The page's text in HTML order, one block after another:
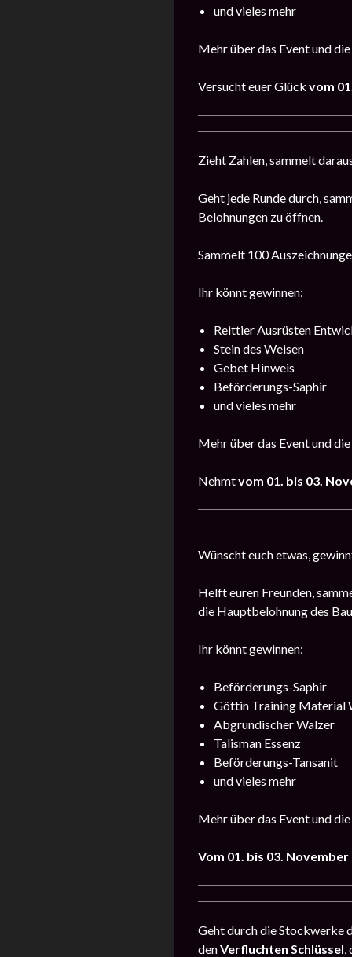
und vieles mehr
Mehr über das Event und
Versucht euer Glück vom
Zieht Zahlen, sammelt
Geht jede Runde durch,
Belohnungen zu öffnen.
Sammelt 100
Ihr könnt gewinnen:
Reittier Ausrüsten
Stein des Weisen
Gebet Hinweis
Beförderungs-Saphir
und vieles mehr
Mehr über das Event und
Nehmtvom 01. bis 03.
Wünscht euch etwas,
Helft euren Freunden,
die Hauptbelohnung des
Ihr könnt gewinnen:
Beförderungs-Saphir
Göttin Training Material
Abgrundischer Walzer
Talisman Essenz
Beförderungs-Tansanit
und vieles mehr
Mehr über das Event und
Vom 01. bis 03. November
Geht durch die Stockwerke
denVerfluchten Schlüssel,